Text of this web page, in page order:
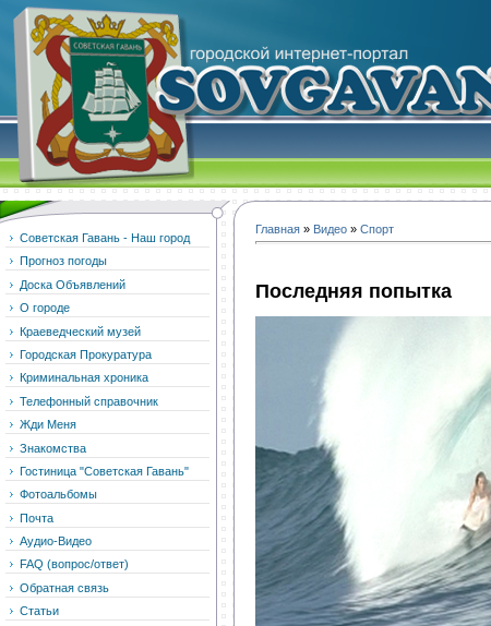
Советская Гавань - Наш город
Прогноз погоды
Доска Объявлений
О городе
Краеведческий музей
Городская Прокуратура
Криминальная хроника
Телефонный справочник
Жди Меня
Знакомства
Гостиница "Советская Гавань"
Фотоальбомы
Почта
Аудио-Видео
FAQ (вопрос/ответ)
Обратная связь
Статьи
Главная » Видео » Спорт
Последняя попытка